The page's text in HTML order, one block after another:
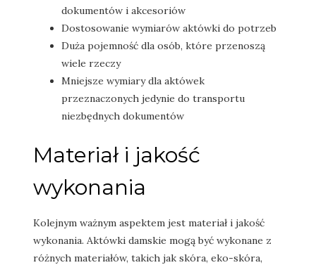
dokumentów i akcesoriów
Dostosowanie wymiarów aktówki do potrzeb
Duża pojemność dla osób, które przenoszą
wiele rzeczy
Mniejsze wymiary dla aktówek
przeznaczonych jedynie do transportu
niezbędnych dokumentów
Materiał i jakość
wykonania
Kolejnym ważnym aspektem jest materiał i jakość
wykonania. Aktówki damskie mogą być wykonane z
różnych materiałów, takich jak skóra, eko-skóra,